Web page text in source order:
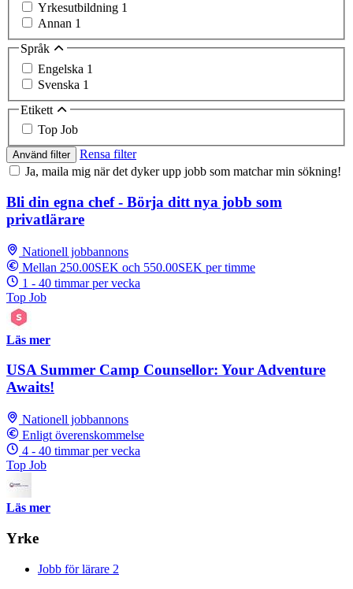
Yrkesutbildning 1
Annan 1
Språk
Engelska 1
Svenska 1
Etikett
Top Job
Använd filter
Rensa filter
Ja, maila mig när det dyker upp jobb som matchar min sökning!
Bli din egna chef - Börja ditt nya jobb som
privatlärare
Nationell jobbannons
Mellan 250.00SEK och 550.00SEK per timme
1 - 40 timmar per vecka
Top Job
Läs mer
USA Summer Camp Counsellor: Your Adventure
Awaits!
Nationell jobbannons
Enligt överenskommelse
4 - 40 timmar per vecka
Top Job
Läs mer
Yrke
Jobb för lärare 2